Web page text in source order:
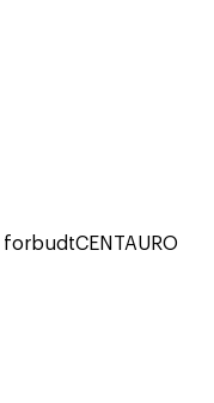
forbudtCENTAURO